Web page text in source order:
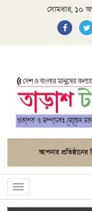
সোমবার, ১০
Toggle
navigation